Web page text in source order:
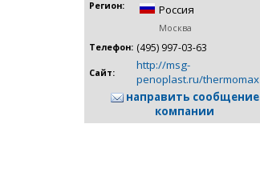
Регион: Россия
Москва
Телефон: (495) 997-03-63
Сайт:
http://msg-
penoplast.ru/thermomax
направить сообщение
компании